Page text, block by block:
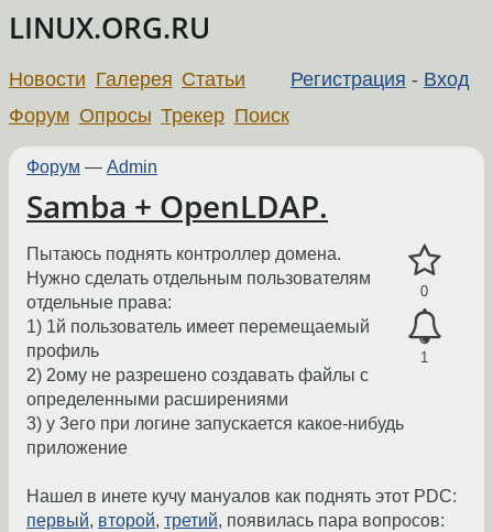
LINUX.ORG.RU
Регистрация - Вход
Новости Галерея Статьи
Форум Опросы Трекер Поиск
Форум — Admin
Samba + OpenLDAP.
0
1
Пытаюсь поднять контроллер домена.
Нужно сделать отдельным пользователям
отдельные права:
1) 1й пользователь имеет перемещаемый
профиль
2) 2ому не разрешено создавать файлы с
определенными расширениями
3) у 3его при логине запускается какое-нибудь
приложение
Нашел в инете кучу мануалов как поднять этот PDC:
первый, второй, третий, появилась пара вопросов: